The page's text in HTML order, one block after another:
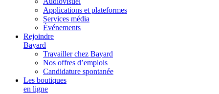
Applications et plateformes
Services média
Événements
Rejoindre
Bayard
Travailler chez Bayard
Nos offres d’emplois
Candidature spontanée
Les boutiques
en ligne